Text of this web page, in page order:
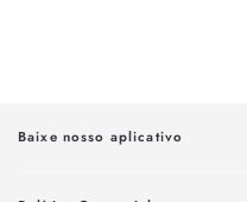
Baixe nosso aplicativo